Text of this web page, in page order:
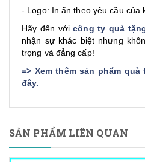
- Logo: In ấn theo yêu cầu của
Hãy đến vớicông ty quà
nhận sự khác biệt nhưng
trọng và đẳng cấp!
=> Xem thêm sản phẩm
đây.
SẢN PHẨM LIÊN QUAN